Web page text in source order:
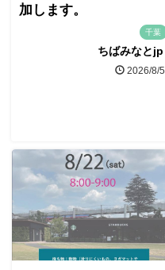
加します。
千葉
ちばみなとjp
2026/8/5